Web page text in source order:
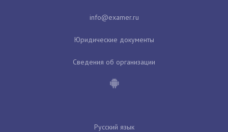
Юридические документы
Сведения об организации
Русский язык